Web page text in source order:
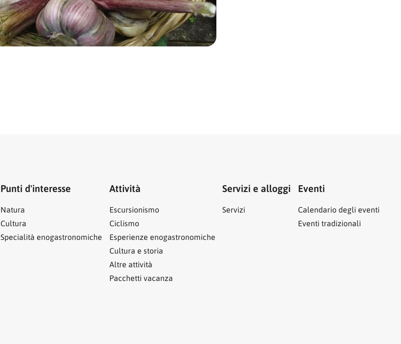
Punti d'interesse
Natura
Cultura
Specialità enogastronomiche
Attività
Escursionismo
Ciclismo
Esperienze enogastronomiche
Cultura e storia
Altre attività
Pacchetti vacanza
Servizi e alloggi
Servizi
Eventi
Calendario degli eventi
Eventi tradizionali